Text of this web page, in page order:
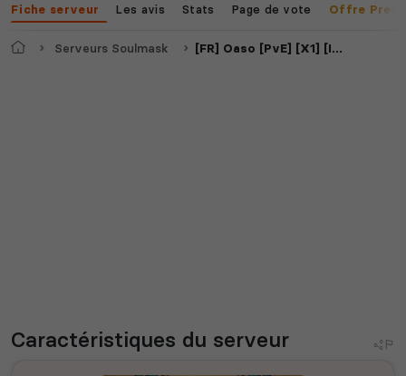
Fiche serveur Les avis Stats Page de vote Offre
AccueilServeurs Soulmask [FR] Oaso [PvE] [X1] [IA DUR] Discord : DdZsQ4Hmsh
Caractéristiques du serveur